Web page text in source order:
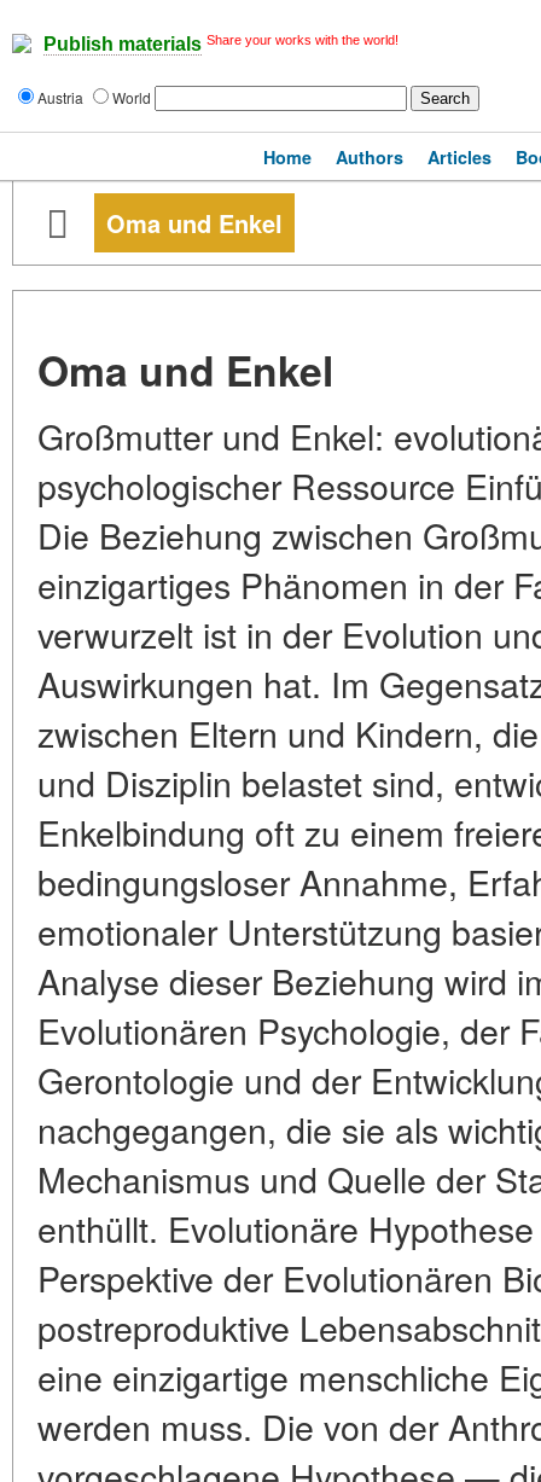
Publish materials Share your works with the world!
Austria World
Home Authors Articles
Oma und Enkel
Oma und Enkel
Großmutter und Enkel:
psychologischer Ressource
Die Beziehung zwischen
einzigartiges Phänomen in der
verwurzelt ist in der Evolution
Auswirkungen hat. Im
zwischen Eltern und Kindern,
und Disziplin belastet sind,
Enkelbindung oft zu einem
bedingungsloser Annahme,
emotionaler Unterstützung
Analyse dieser Beziehung wird
Evolutionären Psychologie, der
Gerontologie und der
nachgegangen, die sie als
Mechanismus und Quelle der
enthüllt. Evolutionäre
Perspektive der Evolutionären
postreproduktive
eine einzigartige menschliche
werden muss. Die von der